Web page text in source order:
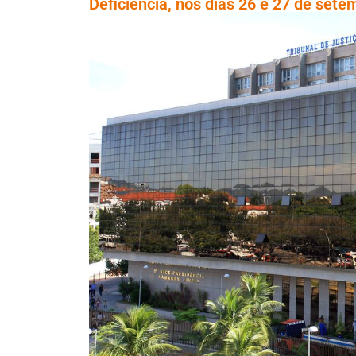
Deficiência, nos dias 26 e 27 de